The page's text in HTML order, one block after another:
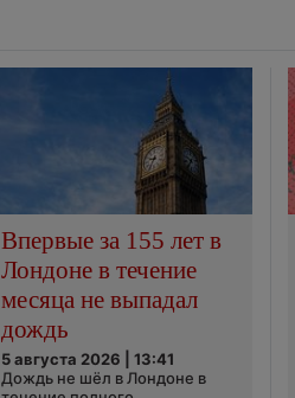
Впервые за 155 лет в
Лондоне в течение
месяца не выпадал
дождь
5 августа 2026 | 13:41
Дождь не шёл в Лондоне в